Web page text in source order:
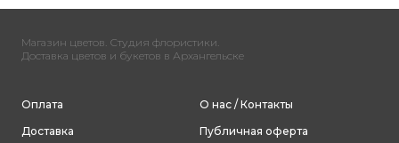
Магазин цветов. Студия флористики.
Доставка цветов и букетов в Архангельске
Оплата
Доставка
О нас / Контакты
Публичная оферта